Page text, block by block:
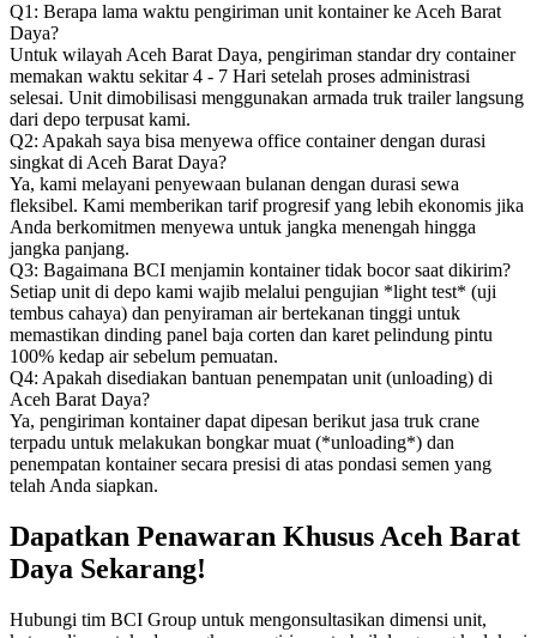
Q1: Berapa lama waktu pengiriman unit kontainer ke Aceh Barat
Daya?
Untuk wilayah Aceh Barat Daya, pengiriman standar dry container
memakan waktu sekitar 4 - 7 Hari setelah proses administrasi
selesai. Unit dimobilisasi menggunakan armada truk trailer langsung
dari depo terpusat kami.
Q2: Apakah saya bisa menyewa office container dengan durasi
singkat di Aceh Barat Daya?
Ya, kami melayani penyewaan bulanan dengan durasi sewa
fleksibel. Kami memberikan tarif progresif yang lebih ekonomis jika
Anda berkomitmen menyewa untuk jangka menengah hingga
jangka panjang.
Q3: Bagaimana BCI menjamin kontainer tidak bocor saat dikirim?
Setiap unit di depo kami wajib melalui pengujian *light test* (uji
tembus cahaya) dan penyiraman air bertekanan tinggi untuk
memastikan dinding panel baja corten dan karet pelindung pintu
100% kedap air sebelum pemuatan.
Q4: Apakah disediakan bantuan penempatan unit (unloading) di
Aceh Barat Daya?
Ya, pengiriman kontainer dapat dipesan berikut jasa truk crane
terpadu untuk melakukan bongkar muat (*unloading*) dan
penempatan kontainer secara presisi di atas pondasi semen yang
telah Anda siapkan.
Dapatkan Penawaran Khusus Aceh Barat
Daya Sekarang!
Hubungi tim BCI Group untuk mengonsultasikan dimensi unit,